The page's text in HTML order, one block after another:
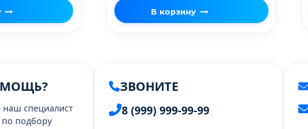
В корзину
наш специалист
по подбору
ЗВОНИТЕ
8 (999) 999-99-99